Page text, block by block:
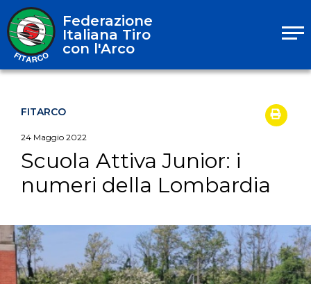
Federazione
Italiana Tiro
con l'Arco
FITARCO
24 Maggio 2022
Scuola Attiva Junior: i
numeri della Lombardia